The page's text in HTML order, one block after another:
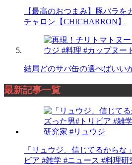
【最高のおつまみ】豚バラ
チャロン【CHICHARRON】
結局どのサバ缶の選べばいい
最新記事一覧
「リュウジ、信じてるからな
ビア #雑学 #ニュース #料理研